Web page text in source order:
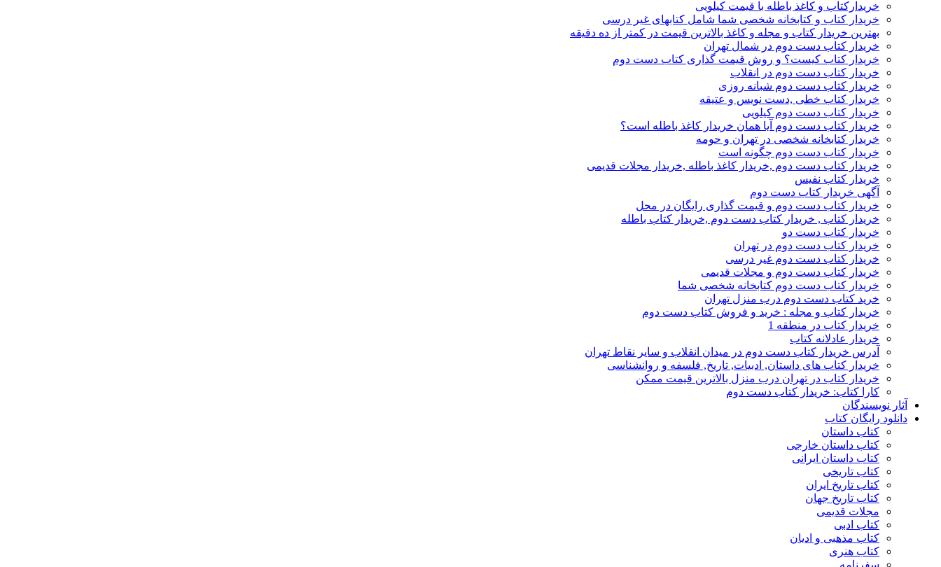
خریدارکتاب و کاغذ باطله با قیمت کیلویی
خریدار کتاب و کتابخانه شخصی شما شامل کتابهای غیر درسی
بهترین خریدار کتاب و مجله و کاغذ بالاترین قیمت در کمتر از ده دقیقه
خریدار کتاب دست دوم در شمال تهران
خریدار کتاب کیست؟ و روش قیمت گذاری کتاب دست دوم
خریدار کتاب دست دوم در انقلاب
خریدار کتاب دست دوم شبانه روزی
خریدار کتاب خطی ,دست نویس و عتیقه
خریدار کتاب دست دوم کیلویی
خریدار کتاب دست دوم آیا همان خریدار کاغذ باطله است؟
خریدار کتابخانه شخصی در تهران و حومه
خریدار کتاب دست دوم چگونه است
خریدار کتاب دست دوم ,خریدار کاغذ باطله ,خریدار مجلات قدیمی
خریدار کتاب نفیس
آگهی خریدار کتاب دست دوم
خریدار کتاب دست دوم و قیمت گذاری رایگان در محل
خریدار کتاب , خریدار کتاب دست دوم ,خریدار کتاب باطله
خریدار کتاب دست دو
خریدار کتاب دست دوم در تهران
خریدار کتاب دست دوم غیر درسی
خریدار کتاب دست دوم و مجلات قدیمی
خریدار کتاب دست دوم کتابخانه شخصی شما
خرید کتاب دست دوم درب منزل تهران
خریدار کتاب و مجله : خرید و فروش کتاب دست دوم
خریدار کتاب در منطقه 1
خریدار عادلانه کتاب
آدرس خریدار کتاب دست دوم در میدان انقلاب و سایر نقاط تهران
خریدار کتاب های داستان, ادبیات, تاریخ, فلسفه و روانشناسی
خریدار کتاب در تهران درب منزل بالاترین قیمت ممکن
کارا کتاب: خریدار کتاب دست دوم
آثار نویسندگان
دانلود رایگان کتاب
کتاب داستان
کتاب داستان خارجی
کتاب داستان ایرانی
کتاب تاریخی
کتاب تاریخ ایران
کتاب تاریخ جهان
مجلات قدیمی
کتاب ادبی
کتاب مذهبی و ادیان
کتاب هنری